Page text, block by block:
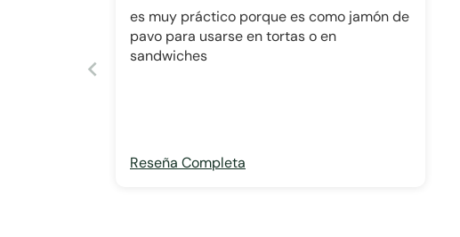
es muy práctico porque es como jamón de
pavo para usarse en tortas o en
sandwiches
Reseña Completa